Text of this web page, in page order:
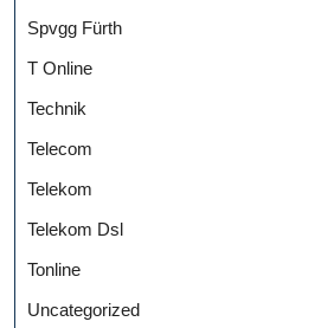
Spvgg Fürth
T Online
Technik
Telecom
Telekom
Telekom Dsl
Tonline
Uncategorized